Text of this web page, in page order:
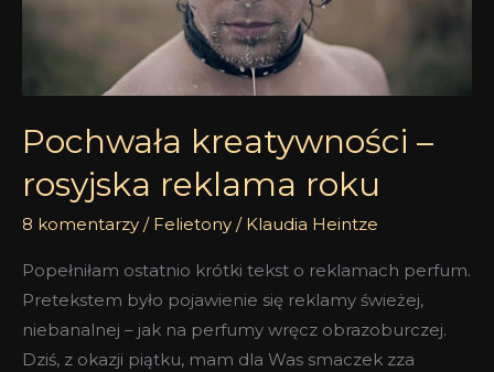
Pochwała kreatywności –
rosyjska reklama roku
8 komentarzy / Felietony / Klaudia Heintze
Popełniłam ostatnio krótki tekst o reklamach perfum.
Pretekstem było pojawienie się reklamy świeżej,
niebanalnej – jak na perfumy wręcz obrazoburczej.
Dziś, z okazji piątku, mam dla Was smaczek zza
roku